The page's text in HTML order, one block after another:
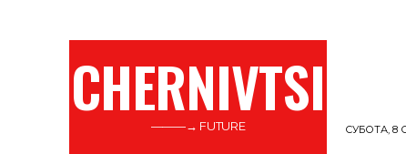
CHERNIVTSI
———→ FUTURE СУБОТА, 8